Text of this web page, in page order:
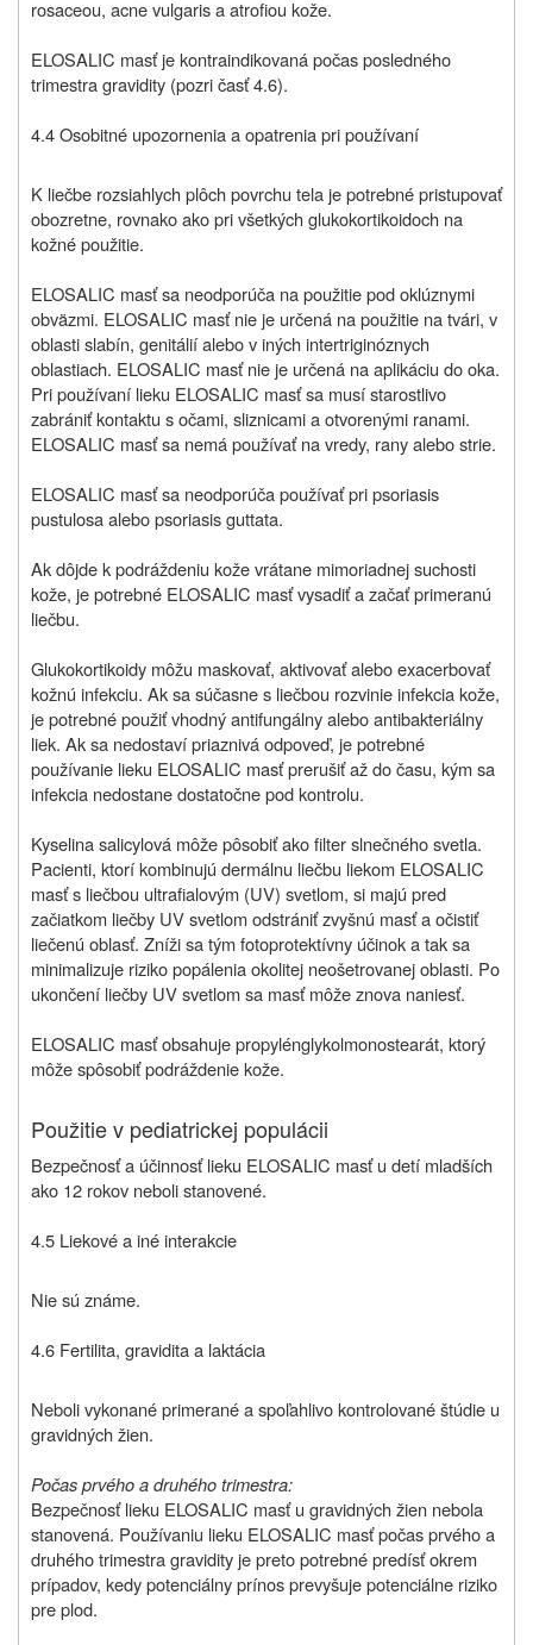
rosaceou, acne vulgaris a atrofiou kože.
ELOSALIC masť je kontraindikovaná počas posledného
trimestra gravidity (pozri časť 4.6).
4.4 Osobitné upozornenia a opatrenia pri používaní
K liečbe rozsiahlych plôch povrchu tela je potrebné pristupovať
obozretne, rovnako ako pri všetkých glukokortikoidoch na
kožné použitie.
ELOSALIC masť sa neodporúča na použitie pod oklúznymi
obväzmi. ELOSALIC masť nie je určená na použitie na tvári, v
oblasti slabín, genitálií alebo v iných intertriginóznych
oblastiach. ELOSALIC masť nie je určená na aplikáciu do oka.
Pri používaní lieku ELOSALIC masť sa musí starostlivo
zabrániť kontaktu s očami, sliznicami a otvorenými ranami.
ELOSALIC masť sa nemá používať na vredy, rany alebo strie.
ELOSALIC masť sa neodporúča používať pri psoriasis
pustulosa alebo psoriasis guttata.
Ak dôjde k podráždeniu kože vrátane mimoriadnej suchosti
kože, je potrebné ELOSALIC masť vysadiť a začať primeranú
liečbu.
Glukokortikoidy môžu maskovať, aktivovať alebo exacerbovať
kožnú infekciu. Ak sa súčasne s liečbou rozvinie infekcia kože,
je potrebné použiť vhodný antifungálny alebo antibakteriálny
liek. Ak sa nedostaví priaznivá odpoveď, je potrebné
používanie lieku ELOSALIC masť prerušiť až do času, kým sa
infekcia nedostane dostatočne pod kontrolu.
Kyselina salicylová môže pôsobiť ako filter slnečného svetla.
Pacienti, ktorí kombinujú dermálnu liečbu liekom ELOSALIC
masť s liečbou ultrafialovým (UV) svetlom, si majú pred
začiatkom liečby UV svetlom odstrániť zvyšnú masť a očistiť
liečenú oblasť. Zníži sa tým fotoprotektívny účinok a tak sa
minimalizuje riziko popálenia okolitej neošetrovanej oblasti. Po
ukončení liečby UV svetlom sa masť môže znova naniesť.
ELOSALIC masť obsahuje propylénglykolmonostearát, ktorý
môže spôsobiť podráždenie kože.
Použitie v pediatrickej populácii
Bezpečnosť a účinnosť lieku ELOSALIC masť u detí mladších
ako 12 rokov neboli stanovené.
4.5 Liekové a iné interakcie
Nie sú známe.
4.6 Fertilita, gravidita a laktácia
Neboli vykonané primerané a spoľahlivo kontrolované štúdie u
gravidných žien.
Počas prvého a druhého trimestra:
Bezpečnosť lieku ELOSALIC masť u gravidných žien nebola
stanovená. Používaniu lieku ELOSALIC masť počas prvého a
druhého trimestra gravidity je preto potrebné predísť okrem
prípadov, kedy potenciálny prínos prevyšuje potenciálne riziko
pre plod.